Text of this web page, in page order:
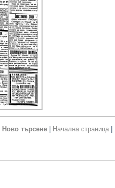
Ново търсене Начална страница